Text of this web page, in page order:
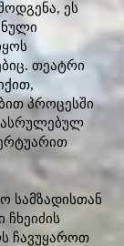
ეს
თეატრი
პროცესში
სამზადისთან
ჩავუყაროთ